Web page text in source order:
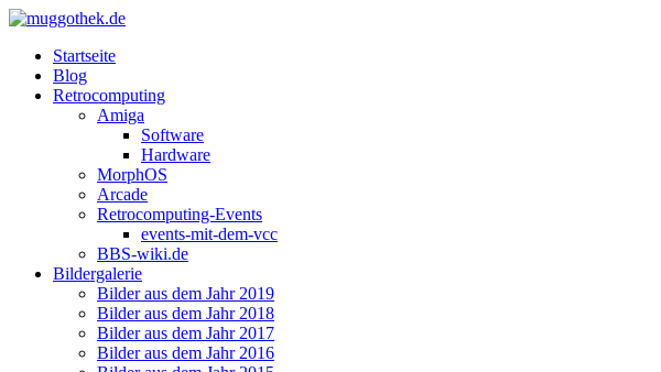
Startseite
Blog
Retrocomputing
Amiga
Software
Hardware
MorphOS
Arcade
Retrocomputing-Events
events-mit-dem-vcc
BBS-wiki.de
Bildergalerie
Bilder aus dem Jahr 2019
Bilder aus dem Jahr 2018
Bilder aus dem Jahr 2017
Bilder aus dem Jahr 2016